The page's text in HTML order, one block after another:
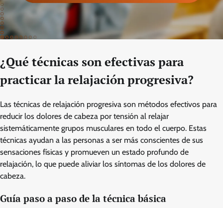
¿Qué técnicas son efectivas para
practicar la relajación progresiva?
Las técnicas de relajación progresiva son métodos efectivos para
reducir los dolores de cabeza por tensión al relajar
sistemáticamente grupos musculares en todo el cuerpo. Estas
técnicas ayudan a las personas a ser más conscientes de sus
sensaciones físicas y promueven un estado profundo de
relajación, lo que puede aliviar los síntomas de los dolores de
cabeza.
Guía paso a paso de la técnica básica